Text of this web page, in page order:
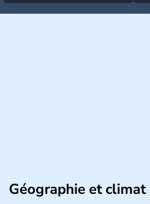
Géographie et climat